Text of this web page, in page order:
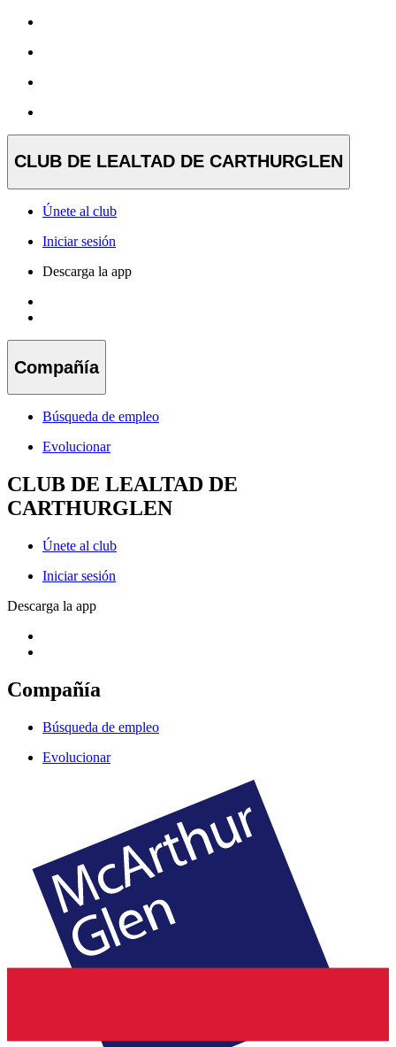
CLUB DE LEALTAD DE CARTHURGLEN
Únete al club
Iniciar sesión
Descarga la app
Compañía
Búsqueda de empleo
Evolucionar
CLUB DE LEALTAD DE
CARTHURGLEN
Únete al club
Iniciar sesión
Descarga la app
Compañía
Búsqueda de empleo
Evolucionar